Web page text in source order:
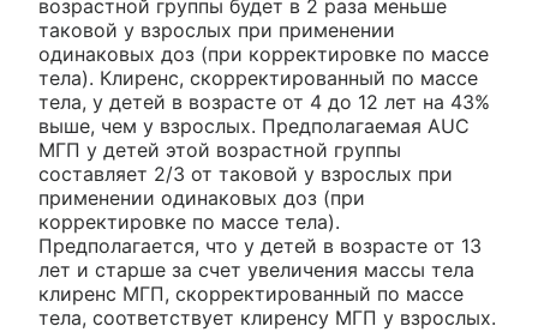
возрастной группы будет в 2 раза меньше
таковой у взрослых при применении
одинаковых доз (при корректировке по массе
тела). Клиренс, скорректированный по массе
тела, у детей в возрасте от 4 до 12 лет на 43%
выше, чем у взрослых. Предполагаемая AUC
МГП у детей этой возрастной группы
составляет 2/3 от таковой у взрослых при
применении одинаковых доз (при
корректировке по массе тела).
Предполагается, что у детей в возрасте от 13
лет и старше за счет увеличения массы тела
клиренс МГП, скорректированный по массе
тела, соответствует клиренсу МГП у взрослых.